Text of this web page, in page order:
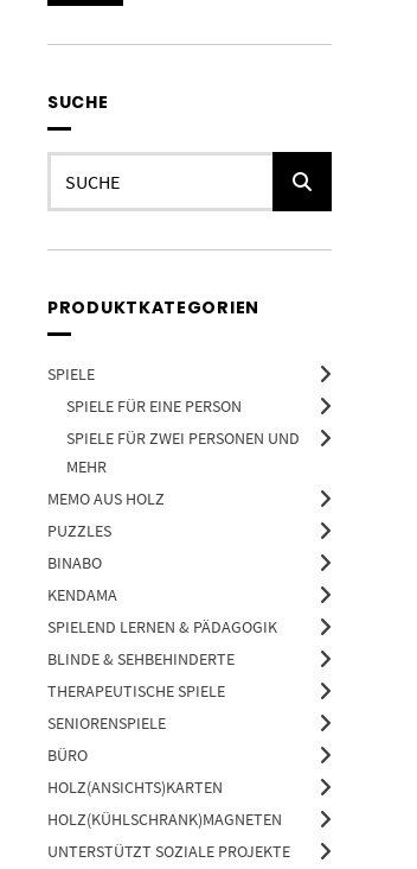
SUCHE
nach:
PRODUKTKATEGORIEN
SPIELE
SPIELE FÜR EINE PERSON
SPIELE FÜR ZWEI PERSONEN UND
MEHR
MEMO AUS HOLZ
PUZZLES
BINABO
KENDAMA
SPIELEND LERNEN & PÄDAGOGIK
BLINDE & SEHBEHINDERTE
THERAPEUTISCHE SPIELE
SENIORENSPIELE
BÜRO
HOLZ(ANSICHTS)KARTEN
HOLZ(KÜHLSCHRANK)MAGNETEN
UNTERSTÜTZT SOZIALE PROJEKTE